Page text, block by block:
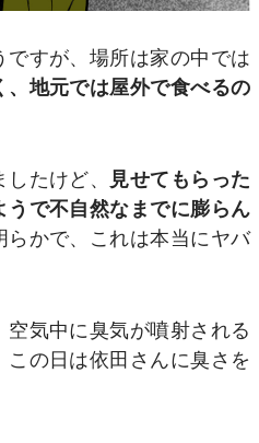
すが、場所は家の中では
地元では屋外で食べるの
たけど、
見せてもらった
で不自然なまでに膨らん
かで、これは本当にヤバ
気中に臭気が噴射される
の日は依田さんに臭さを